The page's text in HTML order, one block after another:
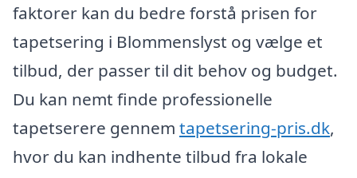
faktorer kan du bedre forstå prisen for
tapetsering i Blommenslyst og vælge et
tilbud, der passer til dit behov og budget.
Du kan nemt finde professionelle
tapetserere gennem tapetsering-pris.dk,
hvor du kan indhente tilbud fra lokale